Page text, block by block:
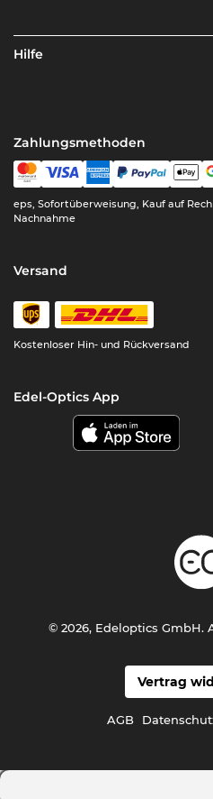
Hilfe
Zahlungsmethoden
eps, Sofortüberweisung, Kauf auf
Nachnahme
Versand
Kostenloser Hin- und Rückversand
Edel-Optics App
Vertrag
AGB
© 2026, Edeloptics GmbH.